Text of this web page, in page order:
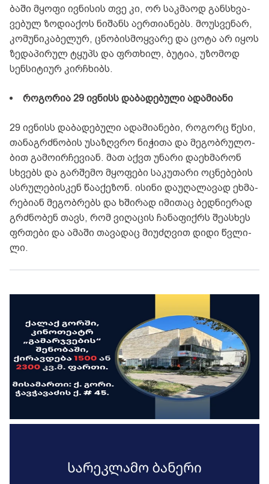
ბა­ში მყო­ფი ივ­ნი­სის თვე კი, ორ საკ­მა­ოდ გან­სხვა­
ვე­ბულ ზო­დი­ა­ქოს ნი­შანს აერ­თი­ა­ნებს. მო­უს­ვე­ნარ,
კო­მუ­ნი­კა­ბე­ლურ, ცნო­ბის­მოყ­ვა­რე და ცოტა არ იყოს
ზე­და­პი­რულ ტყუპს და ფრთხილ, ბუ­ტია, უზო­მოდ
სენ­სი­ტი­ურ კირჩხიბს.
რო­გო­რია 29 ივ­ნისს და­ბა­დე­ბუ­ლი ადა­მი­ა­ნი
29 ივ­ნისს და­ბა­დე­ბუ­ლი ადა­მი­ა­ნე­ბი, რო­გორც წესი,
თა­ნაგ­რძნო­ბის უსა­ზღვრო ნი­ჭი­თა და მე­გობ­რუ­ლო­
ბით გა­მო­ირ­ჩე­ვი­ან. მათ აქვთ უნა­რი და­ეხ­მა­რონ
სხვებს და გარ­შე­მო მყო­ფე­ბი სა­კუ­თა­რი ოც­ნე­ბე­ბის
ას­რუ­ლე­ბის­კენ წა­ა­ქე­ზონ. ისი­ნი და­უ­ღა­ლა­ვად ეხ­მა­
რე­ბი­ან მე­გობ­რებს და ხში­რად იმი­თაც ბედ­ნი­ე­რად
გრძნო­ბენ თავს, რომ ვი­ღა­ცის ჩა­ნა­ფიქ­რს შე­ას­ხეს
ფრთე­ბი და ამა­ში თა­ვა­დაც მი­უ­ძღვით დიდი წვლი­
ლი.